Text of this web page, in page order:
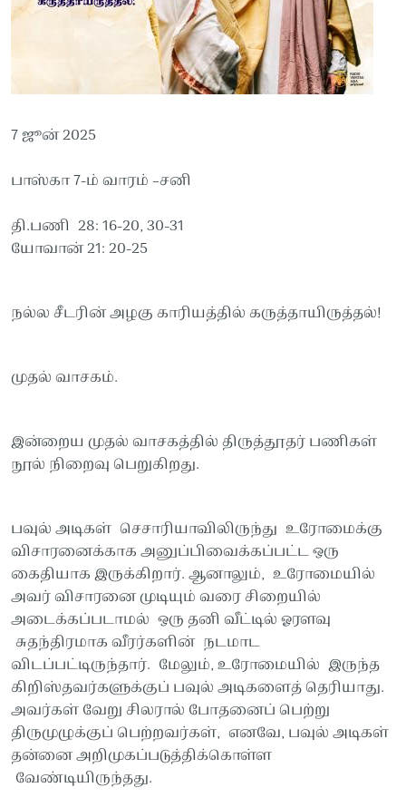
7 ஜூன் 2025
பாஸ்கா 7-ம் வாரம் –சனி
தி.பணி 28: 16-20, 30-31
யோவான் 21: 20-25
நல்ல சீடரின் அழகு காரியத்தில் கருத்தாயிருத்தல்!
முதல் வாசகம்.
இன்றைய முதல் வாசகத்தில் திருத்தூதர் பணிகள்
நூல் நிறைவு பெறுகிறது.
பவுல் அடிகள் செசாரியாவிலிருந்து உரோமைக்கு
விசாரனைக்காக அனுப்பிவைக்கப்பட்ட ஒரு
கைதியாக இருக்கிறார். ஆனாலும், உரோமையில்
அவர் விசாரனை முடியும் வரை சிறையில்
அடைக்கப்படாமல் ஒரு தனி வீட்டில் ஓரளவு
சுதந்திரமாக வீரர்களின் நடமாட
விடப்பட்டிருந்தார். மேலும், உரோமையில் இருந்த
கிறிஸ்தவர்களுக்குப் பவுல் அடிகளைத் தெரியாது.
அவர்கள் வேறு சிலரால் போதனைப் பெற்று
திருமுழுக்குப் பெற்றவர்கள், எனவே, பவுல் அடிகள்
தன்னை அறிமுகப்படுத்திக்கொள்ள
வேண்டியிருந்தது.